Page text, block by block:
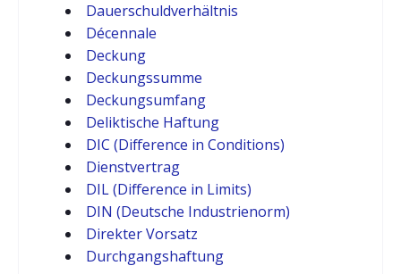
Dauerschuldverhältnis
Décennale
Deckung
Deckungssumme
Deckungsumfang
Deliktische Haftung
DIC (Difference in Conditions)
Dienstvertrag
DIL (Difference in Limits)
DIN (Deutsche Industrienorm)
Direkter Vorsatz
Durchgangshaftung